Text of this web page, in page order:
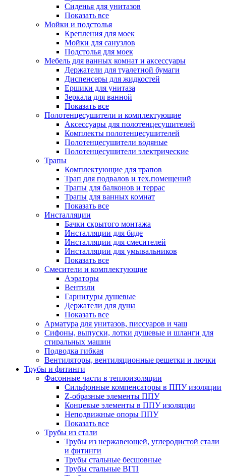
Сиденья для унитазов
Показать все
Мойки и подстолья
Крепления для моек
Мойки для санузлов
Подстолья для моек
Мебель для ванных комнат и аксессуары
Держатели для туалетной бумаги
Диспенсеры для жидкостей
Ершики для унитаза
Зеркала для ванной
Показать все
Полотенцесушители и комплектующие
Аксессуары для полотенцесушителей
Комплекты полотенцесушителей
Полотенцесушители водяные
Полотенцесушители электрические
Трапы
Комплектующие для трапов
Трап для подвалов и тех.помещений
Трапы для балконов и террас
Трапы для ванных комнат
Показать все
Инсталляции
Бачки скрытого монтажа
Инсталляции для биде
Инсталляции для смесителей
Инсталляции для умывальников
Показать все
Смесители и комплектующие
Аэраторы
Вентили
Гарнитуры душевые
Держатели для душа
Показать все
Арматура для унитазов, писсуаров и чаш
Сифоны, выпуски, лотки душевые и шланги для
стиральных машин
Подводка гибкая
Вентиляторы, вентиляционные решетки и лючки
Трубы и фитинги
Фасонные части в теплоизоляции
Cильфонные компенсаторы в ППУ изоляции
Z-образные элементы ППУ
Концевые элементы в ППУ изоляции
Неподвижные опоры ППУ
Показать все
Трубы из стали
Трубы из нержавеющей, углеродистой стали
и фитинги
Трубы стальные бесшовные
Трубы стальные ВГП